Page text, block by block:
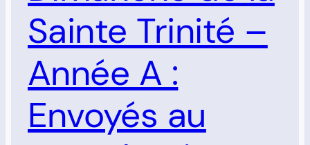
Sainte Trinité –
Année A :
Envoyés au